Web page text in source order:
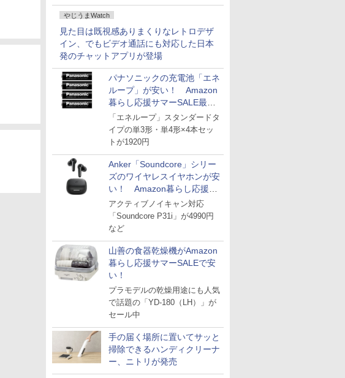
やじうまWatch
見た目は既視感ありまくりなレトロデザ
イン、でもビデオ通話にも対応した日本
発のチャットアプリが登場
パナソニックの充電池「エネ
ループ」が安い！ Amazon
暮らし応援サマーSALE最終
日
「エネループ」スタンダードタ
イプの単3形・単4形×4本セッ
トが1920円
Anker「Soundcore」シリー
ズのワイヤレスイヤホンが安
い！ Amazon暮らし応援サ
マーSALE
アクティブノイキャン対応
「Soundcore P31i」が4990円
など
山善の食器乾燥機がAmazon
暮らし応援サマーSALEで安
い！
プラモデルの乾燥用途にも人気
で話題の「YD-180（LH）」が
セール中
手の届く場所に置いてサッと
掃除できるハンディクリーナ
ー、ニトリが発売